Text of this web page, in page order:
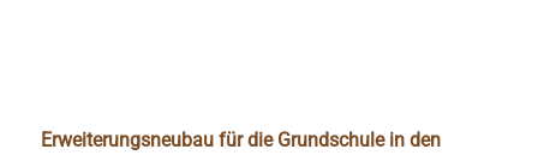
Erweiterungsneubau für die Grundschule in den